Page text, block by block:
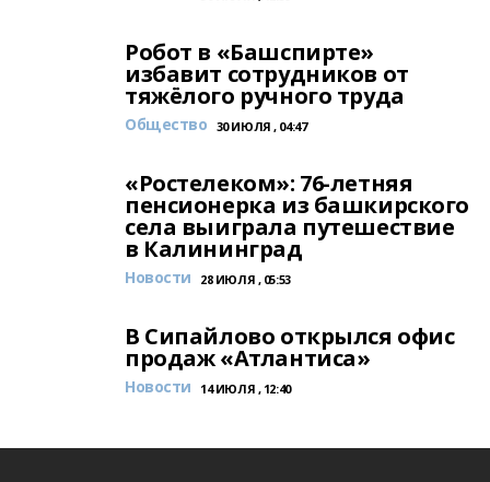
Робот в «Башспирте»
избавит сотрудников от
тяжёлого ручного труда
Общество 30 ИЮЛЯ , 04:47
«Ростелеком»: 76-летняя
пенсионерка из башкирского
села выиграла путешествие
в Калининград
Новости 28 ИЮЛЯ , 05:53
В Сипайлово открылся офис
продаж «Атлантиса»
Новости 14 ИЮЛЯ , 12:40